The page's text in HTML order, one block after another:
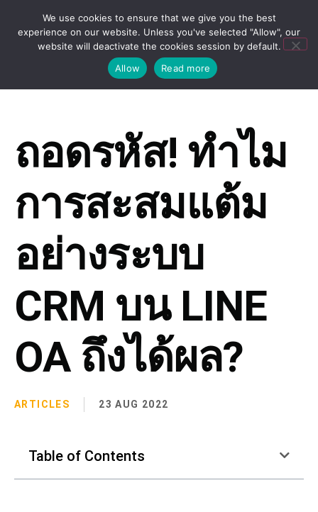
ถอดรหัส! ทำไม
การสะสมแต้ม
อย่างระบบ
CRM บน LINE
OA ถึงได้ผล?
ARTICLES 23 AUG 2022
Table of Contents
We use cookies to ensure that we give you the best
experience on our website. Unless you've selected "Allow", our
website will deactivate the cookies session by default.
Allow
Read more